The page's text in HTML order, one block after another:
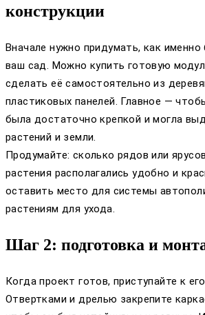
конструкции
Вначале нужно придумать, как
ваш сад. Можно купить готовую
сделать её самостоятельно из
пластиковых панелей. Главное —
была достаточно крепкой и могла
растений и земли.
Продумайте: сколько рядов или
растения располагались удобно и
оставить место для системы
растениям для ухода.
Шаг 2: подготовка и
Когда проект готов, приступайте к
Отвертками и дрелью закрепите